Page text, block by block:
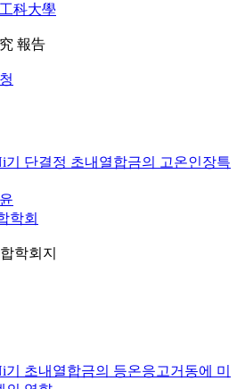
科大學
報告
기 단결정 초내열합금의 고온인장특
학회
학회지
초내열합금의 등온응고거동에 미